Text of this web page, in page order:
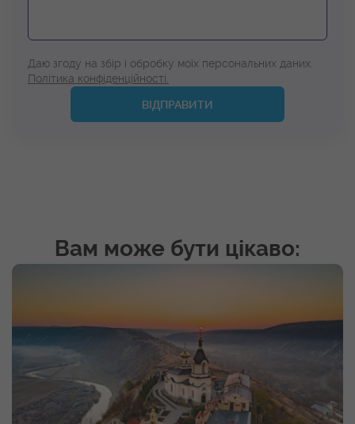
Даю згоду на збір і обробку моїх персональних даних.
Політика конфіденційності.
ВІДПРАВИТИ
Вам може бути цікаво: